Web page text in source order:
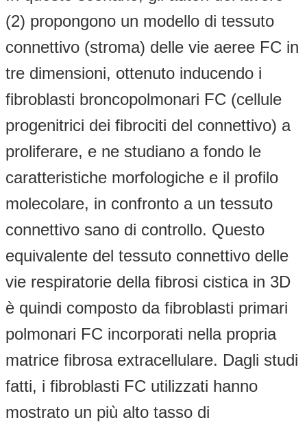
(2) propongono un modello di tessuto
connettivo (stroma) delle vie aeree FC in
tre dimensioni, ottenuto inducendo i
fibroblasti broncopolmonari FC (cellule
progenitrici dei fibrociti del connettivo) a
proliferare, e ne studiano a fondo le
caratteristiche morfologiche e il profilo
molecolare, in confronto a un tessuto
connettivo sano di controllo. Questo
equivalente del tessuto connettivo delle
vie respiratorie della fibrosi cistica in 3D
è quindi composto da fibroblasti primari
polmonari FC incorporati nella propria
matrice fibrosa extracellulare. Dagli studi
fatti, i fibroblasti FC utilizzati hanno
mostrato un più alto tasso di